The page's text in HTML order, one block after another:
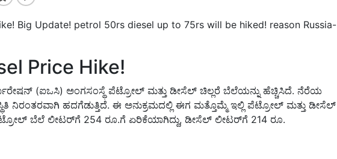
Big Update! petrol 50rs diesel up to 75rs will be hiked! reason Russia-
Price Hike!
(ಐಒಸಿ) ಅಂಗಸಂಸ್ಥೆ ಪೆಟ್ರೋಲ್ ಮತ್ತು ಡೀಸೆಲ್ ಚಿಲ್ಲರೆ ಬೆಲೆಯನ್ನು ಹೆಚ್ಚಿಸಿದೆ. ನೆರೆಯ
ಸ್ಥಿತಿ ನಿರಂತರವಾಗಿ ಹದಗೆಡುತ್ತಿದೆ. ಈ ಅನುಕ್ರಮದಲ್ಲಿ ಈಗ ಮತ್ತೊಮ್ಮೆ ಇಲ್ಲಿ ಪೆಟ್ರೋಲ್ ಮತ್ತು ಡೀಸೆಲ್
ಬೆಲೆ ಲೀಟರ್‌ಗೆ 254 ರೂ.ಗೆ ಏರಿಕೆಯಾಗಿದ್ದು, ಡೀಸೆಲ್ ಲೀಟರ್‌ಗೆ 214 ರೂ.